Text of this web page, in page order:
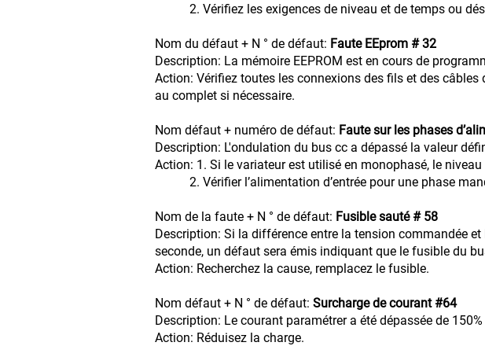
2. Vérifiez les exigences de niveau et de temps ou
Nom du défaut + N ° de défaut: Faute EEprom # 32
Description: La mémoire EEPROM est en cours de
Action: Vérifiez toutes les connexions des fils et des
au complet si nécessaire.
Nom défaut + numéro de défaut: Faute sur les phases
Description: L'ondulation du bus cc a dépassé la valeur
Action: 1. Si le variateur est utilisé en monophasé, le
2. Vérifier l’alimentation d’entrée pour une phase
Nom de la faute + N ° de défaut: Fusible sauté # 58
Description: Si la différence entre la tension commandée
seconde, un défaut sera émis indiquant que le fusible du
Action: Recherchez la cause, remplacez le fusible.
Nom défaut + N ° de défaut: Surcharge de courant #64
Description: Le courant paramétrer a été dépassée de
Action: Réduisez la charge.